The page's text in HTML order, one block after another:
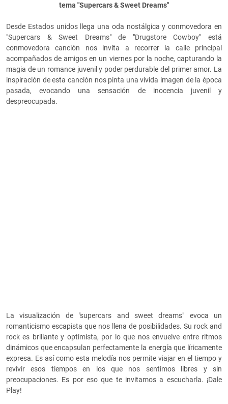
tema "Supercars & Sweet Dreams"
Desde Estados unidos llega una oda nostálgica y conmovedora en
"Supercars & Sweet Dreams" de "Drugstore Cowboy" está
conmovedora canción nos invita a recorrer la calle principal
acompañados de amigos en un viernes por la noche, capturando la
magia de un romance juvenil y poder perdurable del primer amor. La
inspiración de esta canción nos pinta una vívida imagen de la época
pasada, evocando una sensación de inocencia juvenil y
despreocupada.
La visualización de "supercars and sweet dreams" evoca un
romanticismo escapista que nos llena de posibilidades. Su rock and
rock es brillante y optimista, por lo que nos envuelve entre ritmos
dinámicos que encapsulan perfectamente la energía que líricamente
expresa. Es así como esta melodía nos permite viajar en el tiempo y
revivir esos tiempos en los que nos sentimos libres y sin
preocupaciones. Es por eso que te invitamos a escucharla. ¡Dale
Play!